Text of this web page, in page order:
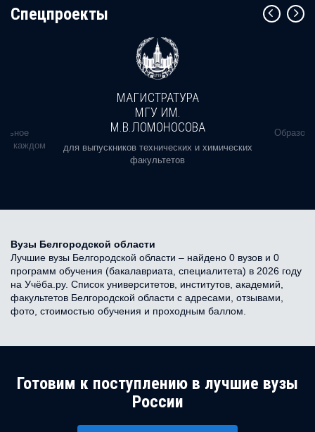
Cпецпроекты
в каждом
МАГИСТРАТУРА
МГУ ИМ.
М.В.ЛОМОНОСОВА
для выпускников технических и химических
факультетов
Вузы Белгородской области
Лучшие вузы Белгородской области – найдено 0 вузов и 0
программ обучения (бакалавриата, специалитета) в 2026 году
на Учёба.ру. Список университетов, институтов, академий,
факультетов Белгородской области с адресами, отзывами,
фото, стоимостью обучения и проходным баллом.
Готовим к поступлению в лучшие вузы
России